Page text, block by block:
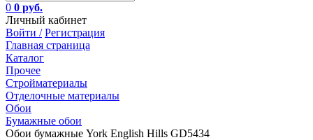
0 0 руб.
Личный кабинет
Войти / Регистрация
Главная страница
Каталог
Прочее
Стройматериалы
Отделочные материалы
Обои
Бумажные обои
Обои бумажные York English Hills GD5434